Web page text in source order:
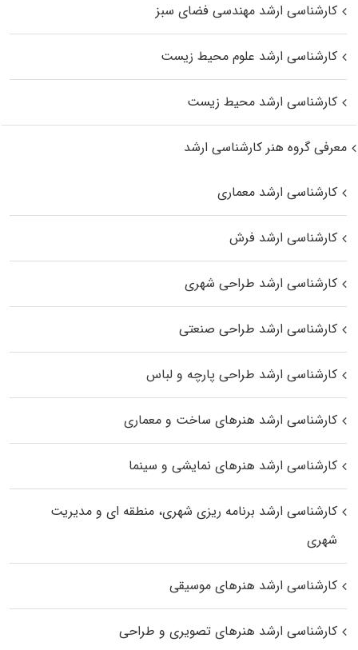
کارشناسی ارشد مهندسی فضای سبز
کارشناسی ارشد علوم محیط‌ زیست
کارشناسی ارشد محیط زیست
معرفی گروه هنر کارشناسی ارشد
کارشناسی ارشد معماری
کارشناسی ارشد فرش
کارشناسی ارشد طراحی شهری
کارشناسی ارشد طراحی صنعتی
کارشناسی ارشد طراحی پارچه و لباس
کارشناسی ارشد هنرهای ساخت و معماری
کارشناسی ارشد هنرهای نمایشی و سینما
کارشناسی ارشد برنامه ریزی شهری، منطقه‌ ای و مدیریت
شهری
کارشناسی ارشد هنرهای موسیقی
کارشناسی ارشد هنرهای تصویری و طراحی